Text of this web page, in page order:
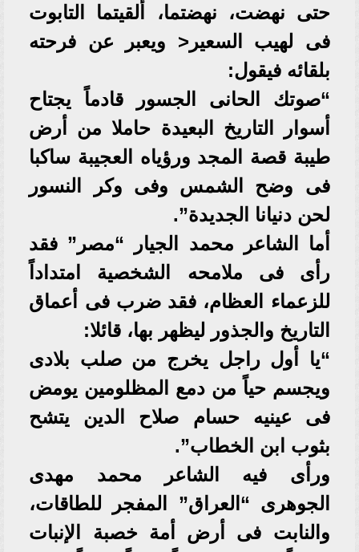
حتى نهضت، نهضتما، ألقيتما التابوت
فى لهيب السعير< ويعبر عن فرحته
بلقائه فيقول:
“صوتك الحانى الجسور قادماً يجتاح
أسوار التاريخ البعيدة حاملا من أرض
طيبة قصة المجد ورؤياه العجيبة ساكبا
فى وضح الشمس وفى وكر النسور
لحن دنيانا الجديدة”.
أما الشاعر محمد الجيار “مصر” فقد
رأى فى ملامحه الشخصية امتداداً
للزعماء العظام، فقد ضرب فى أعماق
التاريخ والجذور ليظهر بها، قائلا:
“يا أول راجل يخرج من صلب بلادى
ويجسم حياً من دمع المظلومين يومض
فى عينيه حسام صلاح الدين يتشح
بثوب ابن الخطاب”.
ورأى فيه الشاعر محمد مهدى
الجوهرى “العراق” المفجر للطاقات،
والنابت فى أرض أمة خصبة الإنبات